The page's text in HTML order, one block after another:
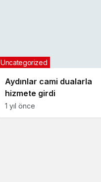
Aydınlar cami dualarla
hizmete girdi
Uncategorized
1 yıl önce